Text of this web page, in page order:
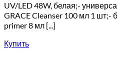
UV/LED 48W, белая;-
GRACE Cleanser 100 мл 1 шт;-
primer 8 мл [...]
Купить